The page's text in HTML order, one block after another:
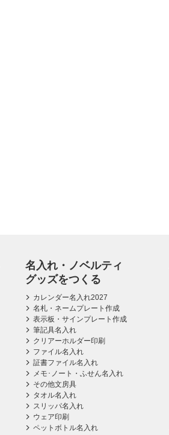
名入れ・ノベルティ
グッズをつくる
カレンダー名入れ2027
名札・ネームプレート作成
表示板・サインプレート作成
筆記具名入れ
クリアーホルダー印刷
ファイル名入れ
証書ファイル名入れ
メモ･ノート・ふせん名入れ
その他文房具
タオル名入れ
スリッパ名入れ
ウェア印刷
ペットボトル名入れ